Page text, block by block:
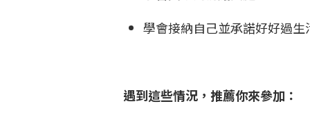
學會接納自己並承諾好好過
遇到這些情況，推薦你來參加：